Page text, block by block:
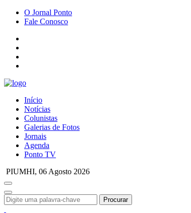
O Jornal Ponto
Fale Conosco
Início
Notícias
Colunistas
Galerias de Fotos
Jornais
Agenda
Ponto TV
PIUMHI, 06 Agosto 2026
Procurar